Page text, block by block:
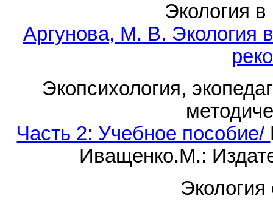
Экология
Аргунова, М. В. Экология
Экопсихология,
Часть 2: Учебное пособие/
Иващенко.М.:
Экология